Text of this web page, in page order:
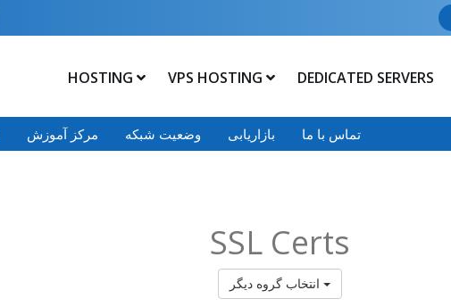
HOSTING VPS HOSTING DEDICATED SERVERS
مرکز آموزش وضعیت شبکه بازاریابی تماس با ما
SSL Certs